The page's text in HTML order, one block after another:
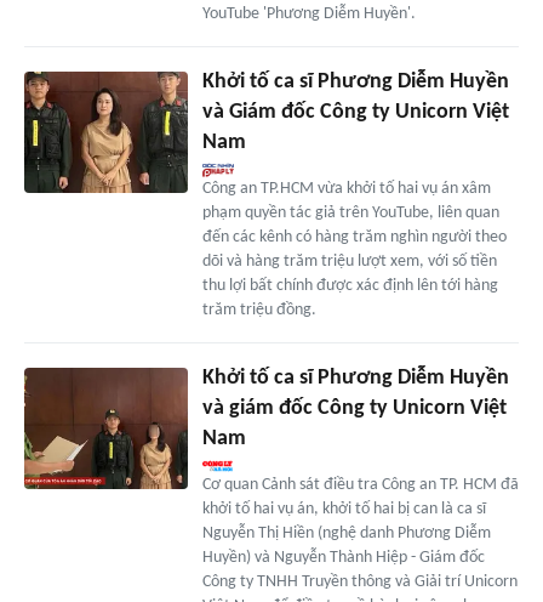
YouTube 'Phương Diễm Huyền'.
Khởi tố ca sĩ Phương Diễm Huyền
và Giám đốc Công ty Unicorn Việt
Nam
Công an TP.HCM vừa khởi tố hai vụ án xâm
phạm quyền tác giả trên YouTube, liên quan
đến các kênh có hàng trăm nghìn người theo
dõi và hàng trăm triệu lượt xem, với số tiền
thu lợi bất chính được xác định lên tới hàng
trăm triệu đồng.
Khởi tố ca sĩ Phương Diễm Huyền
và giám đốc Công ty Unicorn Việt
Nam
Cơ quan Cảnh sát điều tra Công an TP. HCM đã
khởi tố hai vụ án, khởi tố hai bị can là ca sĩ
Nguyễn Thị Hiền (nghệ danh Phương Diễm
Huyền) và Nguyễn Thành Hiệp - Giám đốc
Công ty TNHH Truyền thông và Giải trí Unicorn